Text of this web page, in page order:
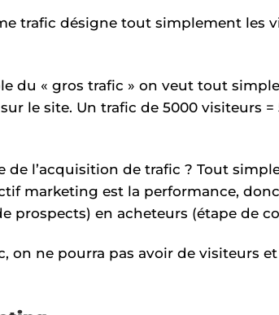
trafic désigne tout simplement les
du « gros trafic » on veut tout
le site. Un trafic de 5000 visiteurs
de l’acquisition de trafic ? Tout
marketing est la performance,
prospects) en acheteurs (étape de
on ne pourra pas avoir de visiteurs